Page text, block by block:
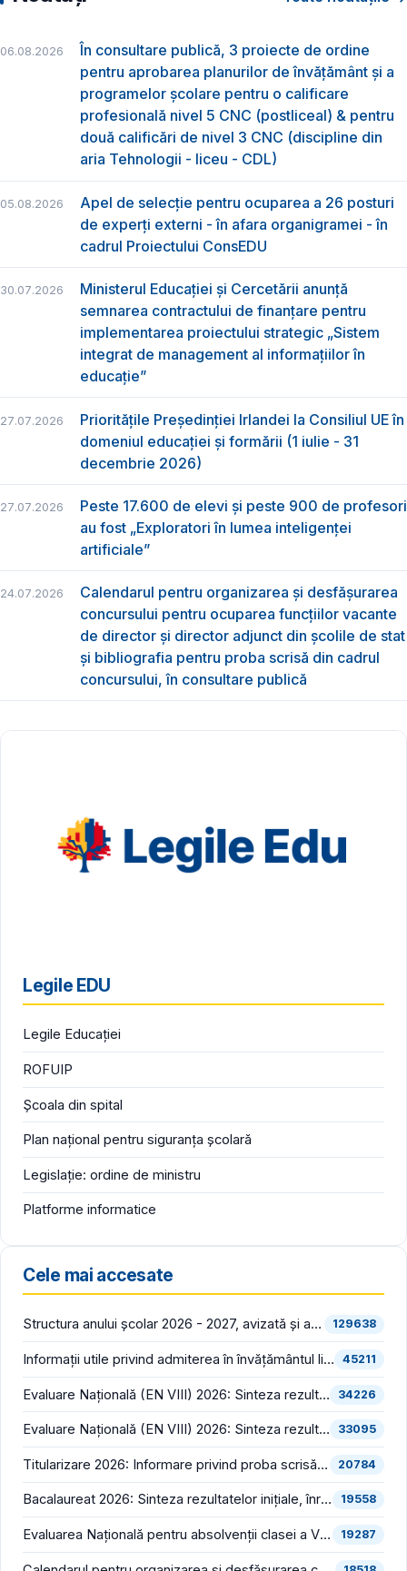
06.08.2026
În consultare publică, 3 proiecte de ordine
pentru aprobarea planurilor de învățământ și a
programelor școlare pentru o calificare
profesională nivel 5 CNC (postliceal) & pentru
două calificări de nivel 3 CNC (discipline din
aria Tehnologii - liceu - CDL)
05.08.2026
Apel de selecție pentru ocuparea a 26 posturi
de experți externi - în afara organigramei - în
cadrul Proiectului ConsEDU
30.07.2026
Ministerul Educației și Cercetării anunță
semnarea contractului de finanțare pentru
implementarea proiectului strategic „Sistem
integrat de management al informațiilor în
educație”
27.07.2026
Prioritățile Președinției Irlandei la Consiliul UE în
domeniul educației și formării (1 iulie - 31
decembrie 2026)
27.07.2026
Peste 17.600 de elevi și peste 900 de profesori
au fost „Exploratori în lumea inteligenței
artificiale”
24.07.2026
Calendarul pentru organizarea și desfășurarea
concursului pentru ocuparea funcțiilor vacante
de director și director adjunct din școlile de stat
și bibliografia pentru proba scrisă din cadrul
concursului, în consultare publică
Legile EDU
Legile Educației
ROFUIP
Școala din spital
Plan național pentru siguranța școlară
Legislație: ordine de ministru
Platforme informatice
Cele mai accesate
Structura anului școlar 2026 - 2027, avizată și aprobată 129638
Informații utile privind admiterea în învățământul liceal (an școlar 2026 - 2027) 45211
Evaluare Națională (EN VIII) 2026: Sinteza rezultatelor inițiale (înainte de contestații) 34226
Evaluare Națională (EN VIII) 2026: Sinteza rezultatelor finale (după soluționarea contestațiilor) 33095
Titularizare 2026: Informare privind proba scrisă din cadrul concursului național pentru ocuparea posturilor/catedrelor didactice vacante/rezervate din învățământul preuniversitar 20784
Bacalaureat 2026: Sinteza rezultatelor inițiale, înregistrate în prima sesiune (înainte de contestații) 19558
Evaluarea Națională pentru absolvenții clasei a VIII-a (EN VIII 2026) începe luni, 22 iunie 19287